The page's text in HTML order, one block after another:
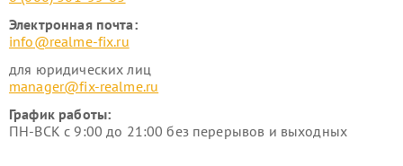
Электронная почта:
info@realme-fix.ru
для юридических лиц
manager@fix-realme.ru
График работы:
ПН-ВСК с 9:00 до 21:00 без перерывов и выходных